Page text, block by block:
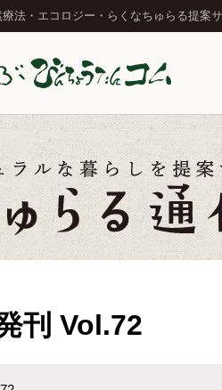
法・エコロジー・らくなちゅらる提案
刊 Vol.72